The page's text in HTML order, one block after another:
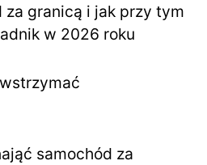
granicą i jak przy tym
w 2026 roku
samochód za